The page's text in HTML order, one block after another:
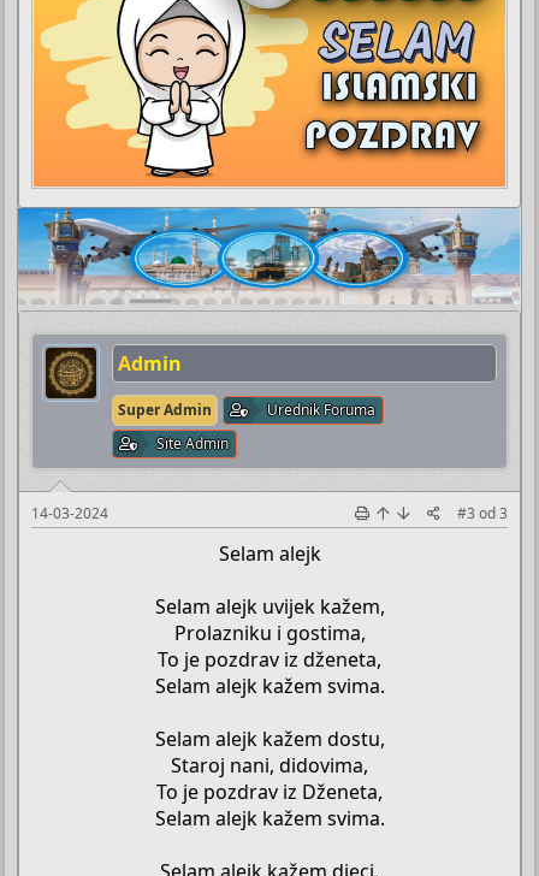
Admin
Super Admin
Urednik Foruma
Site Admin
14-03-2024 #3 od3
Selam alejk
Selam alejk uvijek kažem,
Prolazniku i gostima,
To je pozdrav iz dženeta,
Selam alejk kažem svima.
Selam alejk kažem dostu,
Staroj nani, didovima,
To je pozdrav iz Dženeta,
Selam alejk kažem svima.